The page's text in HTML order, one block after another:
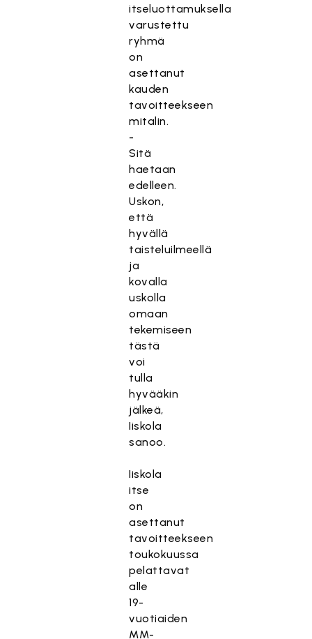
itseluottamuksella
varustettu
ryhmä
on
asettanut
kauden
tavoitteekseen
mitalin.
-
Sitä
haetaan
edelleen.
Uskon,
että
hyvällä
taisteluilmeellä
ja
kovalla
uskolla
omaan
tekemiseen
tästä
voi
tulla
hyvääkin
jälkeä,
Iiskola
sanoo.
Iiskola
itse
on
asettanut
tavoitteekseen
toukokuussa
pelattavat
alle
19-
vuotiaiden
MM-